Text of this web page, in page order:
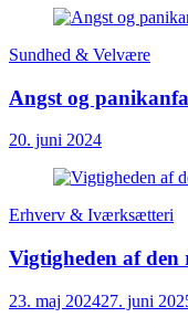
Sundhed & Velvære
Angst og
20. juni 2024
Erhverv & Iværksætteri
Vigtigheden af
23. maj 202427. juni